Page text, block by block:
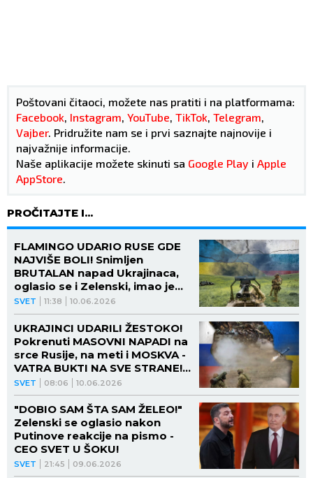
Poštovani čitaoci, možete nas pratiti i na platformama:
Facebook, Instagram, YouTube, TikTok, Telegram,
Vajber. Pridružite nam se i prvi saznajte najnovije i
najvažnije informacije.
Naše aplikacije možete skinuti sa Google Play i Apple
AppStore.
PROČITAJTE I...
SVET 11:38 10.06.2026
FLAMINGO UDARIO RUSE GDE
NAJVIŠE BOLI! Snimljen
BRUTALAN napad Ukrajinaca,
oglasio se i Zelenski, imao je
samo OVO da poruči! (VIDEO)
SVET 08:06 10.06.2026
UKRAJINCI UDARILI ŽESTOKO!
Pokrenuti MASOVNI NAPADI na
srce Rusije, na meti i MOSKVA -
VATRA BUKTI NA SVE STRANE!
(FOTO, VIDEO)
SVET 21:45 09.06.2026
"DOBIO SAM ŠTA SAM ŽELEO!"
Zelenski se oglasio nakon
Putinove reakcije na pismo -
CEO SVET U ŠOKU!